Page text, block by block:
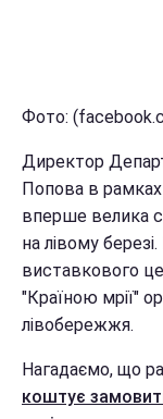
Фото:
Директор
Попова в
вперше велика
на лівому
виставкового
"Країною мрії"
лівобережжя.
Нагадаємо, що
коштує